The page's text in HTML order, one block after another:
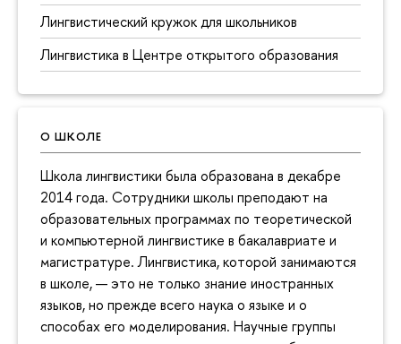
Лингвистический кружок для школьников
Лингвистика в Центре открытого образования
О ШКОЛЕ
Школа лингвистики была образована в декабре
2014 года. Сотрудники школы преподают на
образовательных программах по теоретической
и компьютерной лингвистике в бакалавриате и
магистратуре. Лингвистика, которой занимаются
в школе, — это не только знание иностранных
языков, но прежде всего наука о языке и о
способах его моделирования. Научные группы